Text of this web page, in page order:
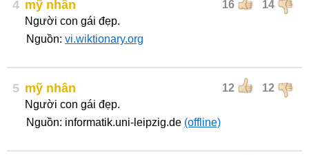
4 16 14
mỹ nhân
Người con gái đẹp.
Nguồn: vi.wiktionary.org
5 12 12
mỹ nhân
Người con gái đẹp.
Nguồn: informatik.uni-leipzig.de (offline)